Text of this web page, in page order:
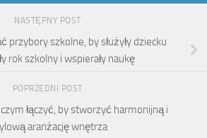
NASTĘPNY POST
przybory szkolne, by służyły dziecku
rok szkolny i wspierały naukę
POPRZEDNI POST
czym łączyć, by stworzyć harmonijną i
aranżację wnętrza